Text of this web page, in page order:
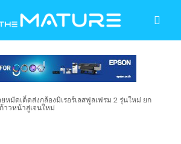
หมัดเด็ดส่งกล้องมิเรอร์เลสฟูลเฟรม 2 รุ่นใหม่ ยก
าวหน้าสู่เจนใหม่